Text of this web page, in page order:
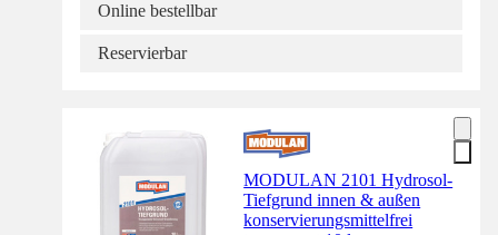
Online bestellbar
Reservierbar
MODULAN 2101 Hydrosol-
Tiefgrund innen & außen
konservierungsmittelfrei